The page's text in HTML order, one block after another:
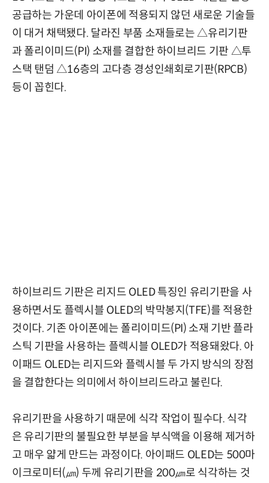
공급하는 가운데 아이폰에 적용되지 않던 새로운 기술들
이 대거 채택됐다. 달라진 부품 소재들로는 △유리기판
과 폴리이미드(PI) 소재를 결합한 하이브리드 기판 △투
스택 탠덤 △16층의 고다층 경성인쇄회로기판(RPCB)
등이 꼽힌다.
하이브리드 기판은 리지드 OLED 특징인 유리기판을 사
용하면서도 플렉시블 OLED의 박막봉지(TFE)를 적용한
것이다. 기존 아이폰에는 폴리이미드(PI) 소재 기반 플라
스틱 기판을 사용하는 플렉시블 OLED가 적용돼왔다. 아
이패드 OLED는 리지드와 플렉시블 두 가지 방식의 장점
을 결합한다는 의미에서 하이브리드라고 불린다.
유리기판을 사용하기 때문에 식각 작업이 필수다. 식각
은 유리기판의 불필요한 부분을 부식액을 이용해 제거하
고 매우 얇게 만드는 과정이다. 아이패드 OLED는 500마
이크로미터(㎛) 두께 유리기판을 200㎛로 식각하는 것